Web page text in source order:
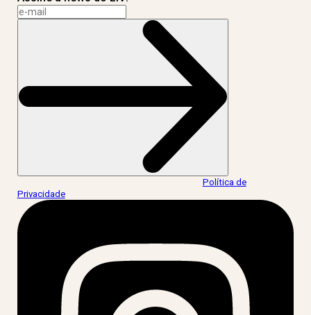
Política de
Privacidade.